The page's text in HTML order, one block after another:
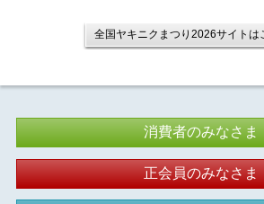
全国ヤキニクまつり2026サイトは
消費者のみなさま
正会員のみなさま